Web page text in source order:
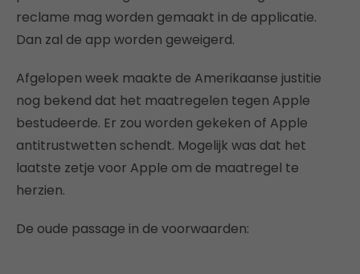
reclame mag worden gemaakt in de applicatie.
Dan zal de app worden geweigerd.
Afgelopen week maakte de Amerikaanse justitie
nog bekend dat het maatregelen tegen Apple
bestudeerde. Er zou worden gekeken of Apple
antitrustwetten schendt. Mogelijk was dat het
laatste zetje voor Apple om de maatregel te
herzien.
De oude passage in de voorwaarden: